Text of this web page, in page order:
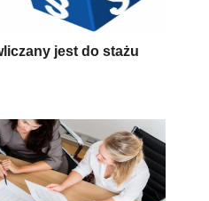
jest do stażu